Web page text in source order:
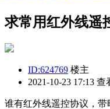
求常用红外线遥
ID:624769 楼主
2021-10-23 17:13 查
谁有红外线遥控协议，带